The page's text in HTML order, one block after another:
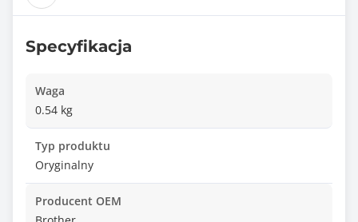
Specyfikacja
Waga
0.54 kg
Typ produktu
Oryginalny
Producent OEM